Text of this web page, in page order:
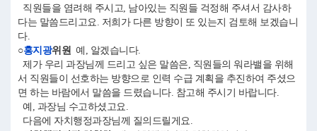
직원들을 염려해 주시고, 남아있는 직원들 걱정해 주셔서 감사하
다는 말씀드리고요. 저희가 다른 방향이 또 있는지 검토해 보겠습니
다.
○홍지광위원 예, 알겠습니다.
제가 우리 과장님께 드리고 싶은 말씀은, 직원들의 워라밸을 위해
서 직원들이 선호하는 방향으로 인력 수급 계획을 추진하여 주셨으
면 하는 바람에서 말씀을 드렸습니다. 참고해 주시기 바랍니다.
예, 과장님 수고하셨고요.
다음에 자치행정과장님께 질의드릴게요.